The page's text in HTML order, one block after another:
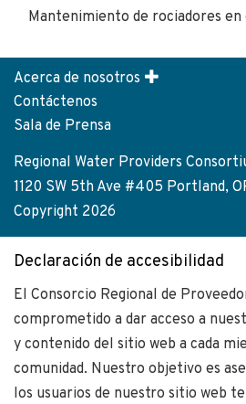
Mantenimiento de rociadores
Footer
menu
Acerca de nosotros
Contáctenos
Sala de Prensa
Regional Water Providers
1120 SW 5th Ave #405 Portland,
Copyright 2026
Declaración de accesibilidad
El Consorcio Regional de
comprometido a dar acceso a
y contenido del sitio web a cada
comunidad. Nuestro objetivo es
los usuarios de nuestro sitio web